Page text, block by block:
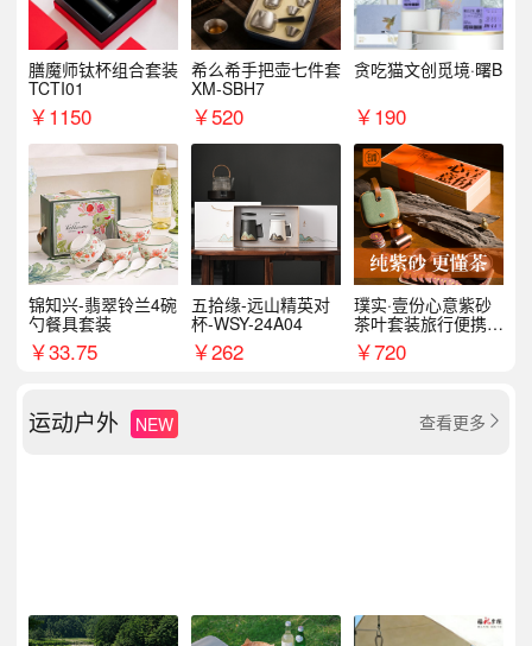
膳魔师钛杯组合套装
TCTI01
￥1150
希么希手把壶七件套
XM-SBH7
￥520
贪吃猫文创觅境·曙B
￥190
锦知兴-翡翠铃兰4碗
勺餐具套装
￥33.75
五拾缘-远山精英对
杯-WSY-24A04
￥262
璞实·壹份心意紫砂
茶叶套装旅行便携式
商务企业福利新年礼
品
￥720
运动户外 NEW 查看更多 